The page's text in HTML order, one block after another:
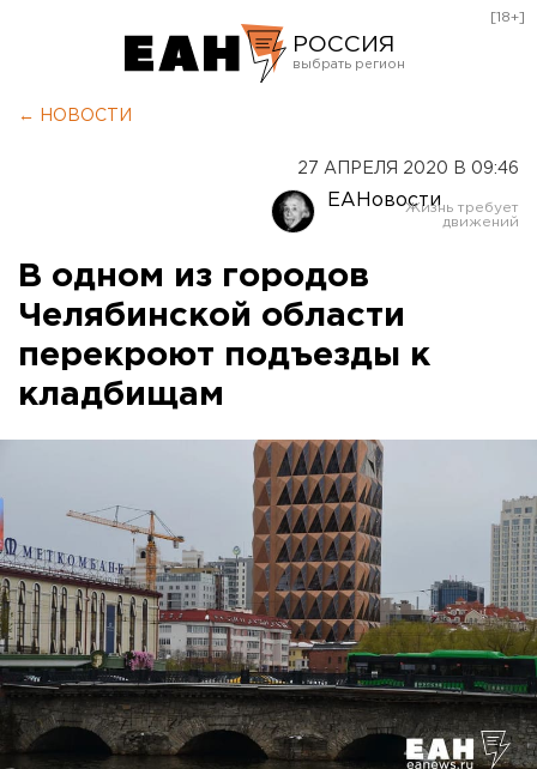
РОССИЯ
Оренбург
[18+]
← НОВОСТИ
27 АПРЕЛЯ 2020 В 09:46
ЕАНовости
В одном из городов
Челябинской области
перекроют подъезды к
кладбищам